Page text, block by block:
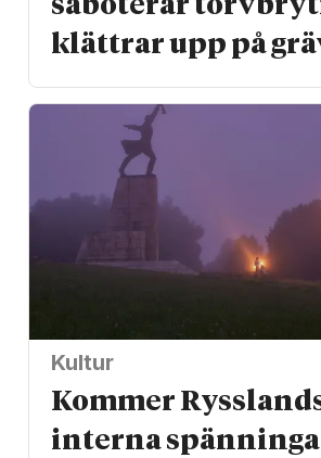
saboterar
klättrar upp på
Kultur
Kommer
interna